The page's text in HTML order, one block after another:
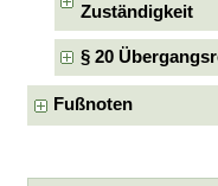
Zuständigkeit
§ 20
Fußnoten